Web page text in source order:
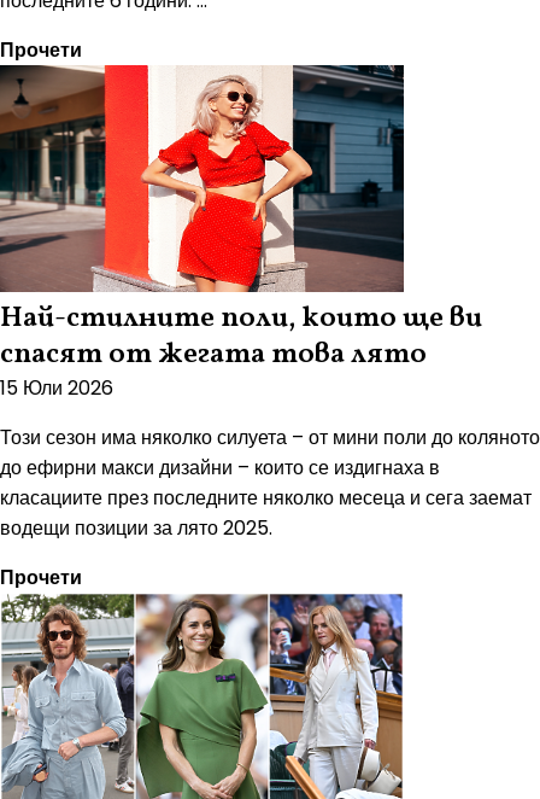
Прочети
Най-стилните поли, които ще ви
спасят от жегата това лято
15 Юли 2026
Този сезон има няколко силуета – от мини поли до коляното
до ефирни макси дизайни – които се издигнаха в
класациите през последните няколко месеца и сега заемат
водещи позиции за лято 2025.
Прочети